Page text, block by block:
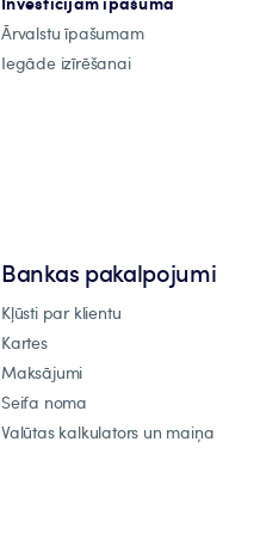
Ārvalstu īpašumam
Iegāde izīrēšanai
Bankas pakalpojumi
Kļūsti par klientu
Kartes
Maksājumi
Seifa noma
Valūtas kalkulators un maiņa